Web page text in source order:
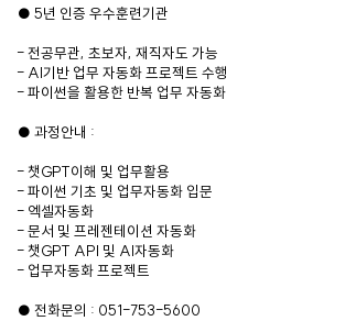
● 5년 인증 우수훈련기관
- 전공무관, 초보자, 재직자도 가능
- AI기반 업무 자동화 프로젝트 수행
- 파이썬을 활용한 반복 업무 자동화
● 과정안내 :
- 챗GPT이해 및 업무활용
- 파이썬 기초 및 업무자동화 입문
- 엑셀자동화
- 문서 및 프레젠테이션 자동화
- 챗GPT API 및 AI자동화
- 업무자동화 프로젝트
● 전화문의 : 051-753-5600